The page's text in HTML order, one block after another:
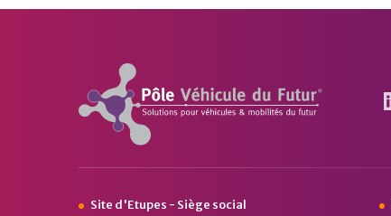
Pôle Véhicule du Futur
Site d'Etupes - Siège social